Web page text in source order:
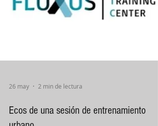
26 may 2 min de lectura